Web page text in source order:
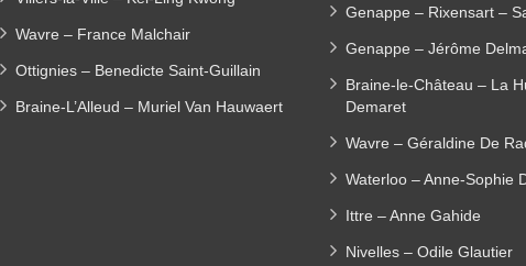
Wavre – France Malchair
Ottignies – Benedicte Saint-Guillain
Braine-L’Alleud – Muriel Van Hauwaert
Genappe – Rixensart –
Genappe – Jérôme
Braine-le-Château – La
Demaret
Wavre – Géraldine De
Waterloo – Anne-Sophie
Ittre – Anne Gahide
Nivelles – Odile Glautier